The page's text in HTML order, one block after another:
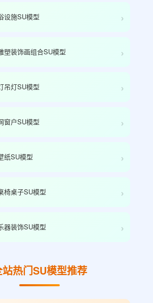
设施SU模型 ›
塑装饰画组合SU模型 ›
吊灯SU模型 ›
窗户SU模型 ›
纸SU模型 ›
椅桌子SU模型 ›
器装饰SU模型 ›
热门SU模型推荐